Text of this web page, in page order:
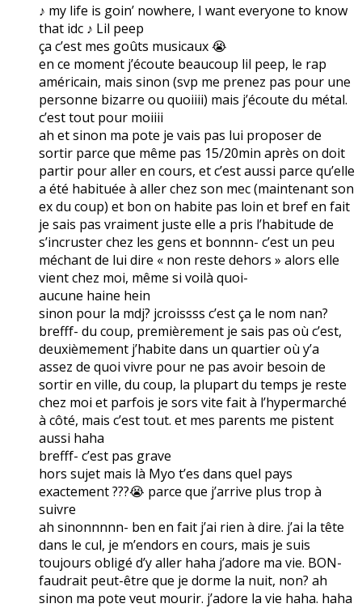
♪ my life is goin’ nowhere, I want everyone to know
that idc ♪ Lil peep
ça c’est mes goûts musicaux 😭
en ce moment j’écoute beaucoup lil peep, le rap
américain, mais sinon (svp me prenez pas pour une
personne bizarre ou quoiiii) mais j’écoute du métal.
c’est tout pour moiiii
ah et sinon ma pote je vais pas lui proposer de
sortir parce que même pas 15/20min après on doit
partir pour aller en cours, et c’est aussi parce qu’elle
a été habituée à aller chez son mec (maintenant son
ex du coup) et bon on habite pas loin et bref en fait
je sais pas vraiment juste elle a pris l’habitude de
s’incruster chez les gens et bonnnn- c’est un peu
méchant de lui dire « non reste dehors » alors elle
vient chez moi, même si voilà quoi-
aucune haine hein
sinon pour la mdj? jcroissss c’est ça le nom nan?
brefff- du coup, premièrement je sais pas où c’est,
deuxièmement j’habite dans un quartier où y’a
assez de quoi vivre pour ne pas avoir besoin de
sortir en ville, du coup, la plupart du temps je reste
chez moi et parfois je sors vite fait à l’hypermarché
à côté, mais c’est tout. et mes parents me pistent
aussi haha
brefff- c’est pas grave
hors sujet mais là Myo t’es dans quel pays
exactement ???😭 parce que j’arrive plus trop à
suivre
ah sinonnnnn- ben en fait j’ai rien à dire. j’ai la tête
dans le cul, je m’endors en cours, mais je suis
toujours obligé d’y aller haha j’adore ma vie. BON-
faudrait peut-être que je dorme la nuit, non? ah
sinon ma pote veut mourir. j’adore la vie haha. haha